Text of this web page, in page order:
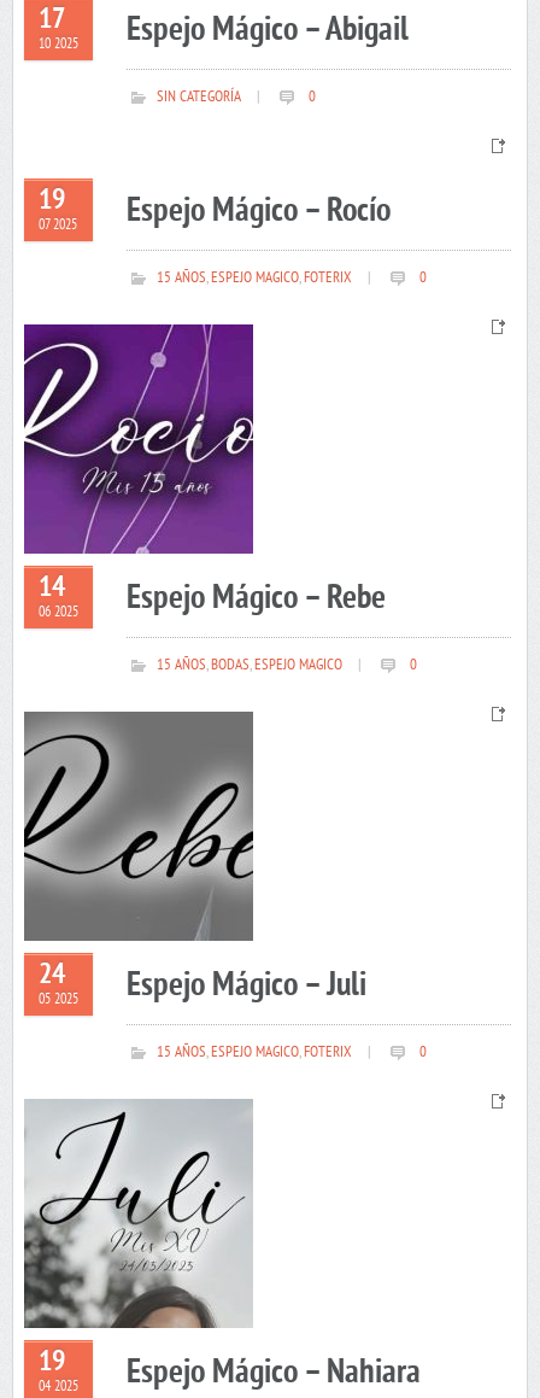
17
10 2025 Espejo Mágico – Abigail
SIN CATEGORÍA 0
19
07 2025 Espejo Mágico – Rocío
15 AÑOS,ESPEJO MAGICO,FOTERIX 0
14
06 2025 Espejo Mágico – Rebe
15 AÑOS,BODAS,ESPEJO MAGICO 0
24
05 2025 Espejo Mágico – Juli
15 AÑOS,ESPEJO MAGICO,FOTERIX 0
19
04 2025 Espejo Mágico – Nahiara